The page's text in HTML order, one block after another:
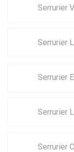
Serrurier
Serrurier
Serrurier
Serrurier
Serrurier